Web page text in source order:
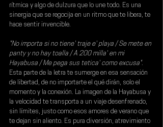
rítmica y algo de dulzura que lo une todo. Es una
sinergia que se regocija en un ritmo que te libera, te
hace sentir invencible.
"No importa si no tiene' traje e' playa / Se mete en
panty y no hay toalla / A 200 milla' en mi
Hayabusa / Me pega sus tetica' como excusa".
Esta parte de la letra te sumerge en esa sensación
de libertad, de no importarte el qué dirán, solo el
momento y la conexión. La imagen de la Hayabusa y
la velocidad te transporta a un viaje desenfrenado,
sin límites, justo como esos amores de verano que
te dejan sin aliento. Es pura diversión, atrevimiento